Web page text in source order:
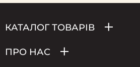
КАТАЛОГ ТОВАРІВ
ПРО НАС